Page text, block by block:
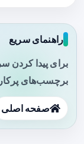
راهنمای سریع
برای پیدا کردن
برچسب‌های
صفحه اصلی